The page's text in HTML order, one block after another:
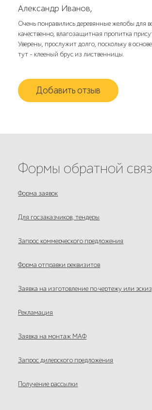
Александр Иванов,
Очень понравились деревянные желобы для
качественно, влагозащитная пропитка
Уверены, прослужит долго, поскольку в
тут - клееный брус из лиственницы.
Добавить отзыв
Формы обратной
Форма заявок
Для госзаказчиков, тендеры
Запрос коммерческого предложения
Форма отправки реквизитов
Заявка на изготовление по чертежу или
Рекламация
Заявка на монтаж МАФ
Запрос дилерского предложения
Получение рассылки